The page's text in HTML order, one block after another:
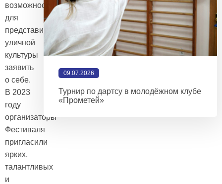
возможностью
для
представителей
уличной
культуры
заявить
о себе.
В 2023
году
организаторы
Фестиваля
пригласили
ярких,
талантливых
и
09.07.2026
Турнир по дартсу в молодёжном клубе
«Прометей»